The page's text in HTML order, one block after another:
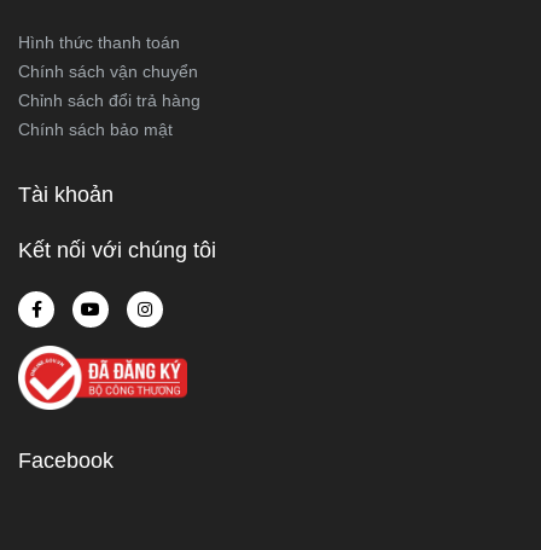
Hình thức thanh toán
Chính sách vận chuyển
Chỉnh sách đổi trả hàng
Chính sách bảo mật
Tài khoản
Kết nối với chúng tôi
Facebook